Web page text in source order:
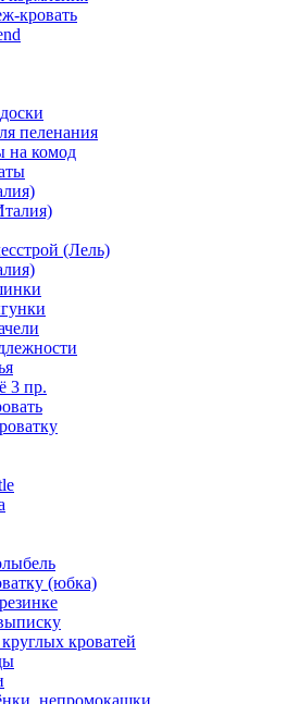
кровать
пеленания
на комод
(Лель)
3 пр.
(юбка)
кроватей
непромокашки.